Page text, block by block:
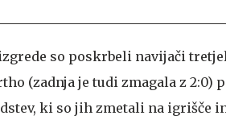
so poskrbeli navijači
(zadnja je tudi zmagala z
ki so jih zmetali na igrišče